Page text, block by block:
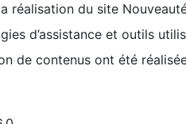
réalisation du site
d’assistance et outils
de contenus ont été